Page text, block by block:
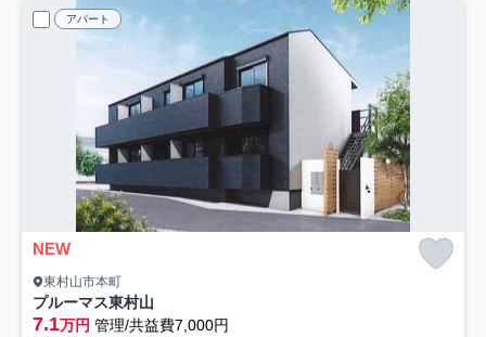
アパート
NEW
東村山市本町
プルーマス東村山
7.1万円 管理/共益費7,000円